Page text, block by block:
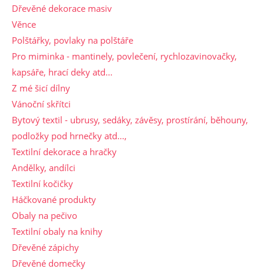
Dřevěné dekorace masiv
Věnce
Polštářky, povlaky na polštáře
Pro miminka - mantinely, povlečení, rychlozavinovačky,
kapsáře, hrací deky atd...
Z mé šicí dílny
Vánoční skřítci
Bytový textil - ubrusy, sedáky, závěsy, prostírání, běhouny,
podložky pod hrnečky atd...,
Textilní dekorace a hračky
Andělky, andílci
Textilní kočičky
Háčkované produkty
Obaly na pečivo
Textilní obaly na knihy
Dřevěné zápichy
Dřevěné domečky